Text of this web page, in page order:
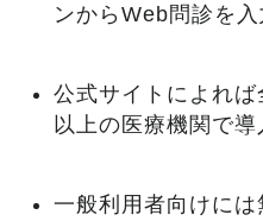
ンからWeb問診を
公式サイトによれ
以上の医療機関で導
一般利用者向けに